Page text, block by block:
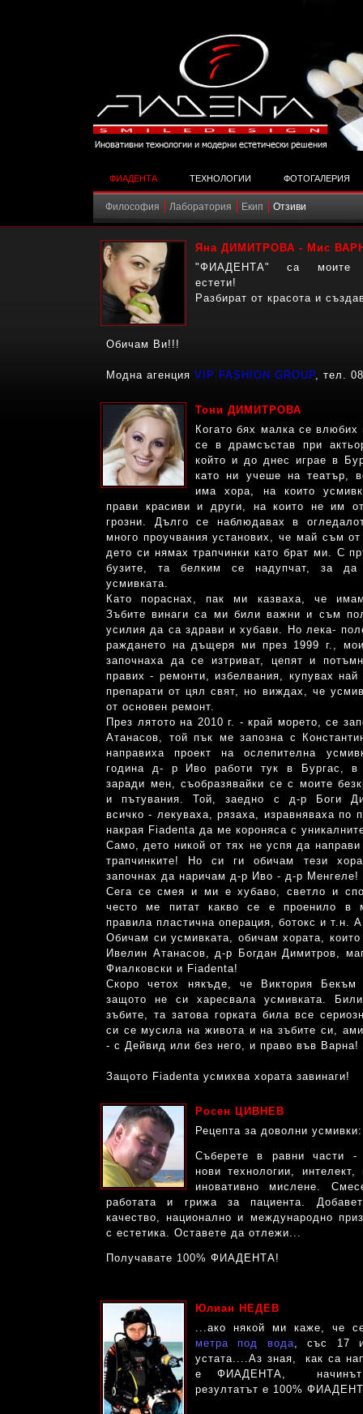
ФИАДЕНТА ТЕХНОЛОГИИ ФОТОГАЛЕРИЯ
Философия Лаборатория Екип Отзиви
Яна ДИМИТРОВА - Мис
"ФИАДЕНТА" са моите
естети!
Разбират от красота и
Обичам Ви!!!
Модна агенция VIP FASHION GROUP, тел.
Тони ДИМИТРОВА
Когато бях малка се влюбих
се в драмсъстав при
който и до днес играе в
като ни учеше на театър,
има хора, на които
прави красиви и други, на които не им
грозни. Дълго се наблюдавах в
много проучвания установих, че май съм
дето си нямах трапчинки като брат ми. С
бузите, та белким се надупчат, за
усмивката.
Като пораснах, пак ми казваха, че
Зъбите винаги са ми били важни и съм
усилия да са здрави и хубави. Но лека-
раждането на дъщеря ми през 1999 г.,
започнаха да се изтриват, цепят и
правих - ремонти, избелвания, купувах
препарати от цял свят, но виждах, че
от основен ремонт.
През лятото на 2010 г. - край морето, се
Атанасов, той пък ме запозна с
направиха проект на ослепителна
година д- р Иво работи тук в Бургас, в
заради мен, съобразявайки се с моите
и пътувания. Той, заедно с д-р Боги
всичко - лекуваха, рязаха, изравняваха по
накрая Fiadenta да ме короняса с
Само, дето никой от тях не успя да
трапчинките! Но си ги обичам тези
започнах да наричам д-р Иво - д-р Менгеле!
Сега се смея и ми е хубаво, светло и
често ме питат какво се е проенило
правила пластична операция, ботокс и т.н.
Обичам си усмивката, обичам хората,
Ивелин Атанасов, д-р Богдан Димитров,
Фиалковски и Fiadentа!
Скоро четох някъде, че Виктория
защото не си харесвала усмивката.
зъбите, та затова горката била все
си се мусила на живота и на зъбите си,
- с Дейвид или без него, и право във Варна!
Защото Fiadentа усмихва хората завинаги!
Росен ЦИВНЕВ
Рецепта за доволни усмивки:
Съберете в равни части -
нови технологии,
иновативно мислене.
работата и грижа за пациента.
качество, национално и международно
с естетика. Оставете дa отлежи...
Получавате 100% ФИАДЕНТА!
Юлиан НЕДЕВ
...ако някой ми каже, че
метра под вода, със 17
устата....Аз зная, как са
е ФИАДЕНТА,
резултатът е 100%